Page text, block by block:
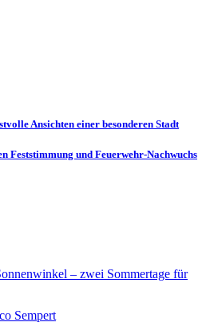
Ansichten einer besonderen Stadt
Feststimmung und Feuerwehr-Nachwuchs
Sempert